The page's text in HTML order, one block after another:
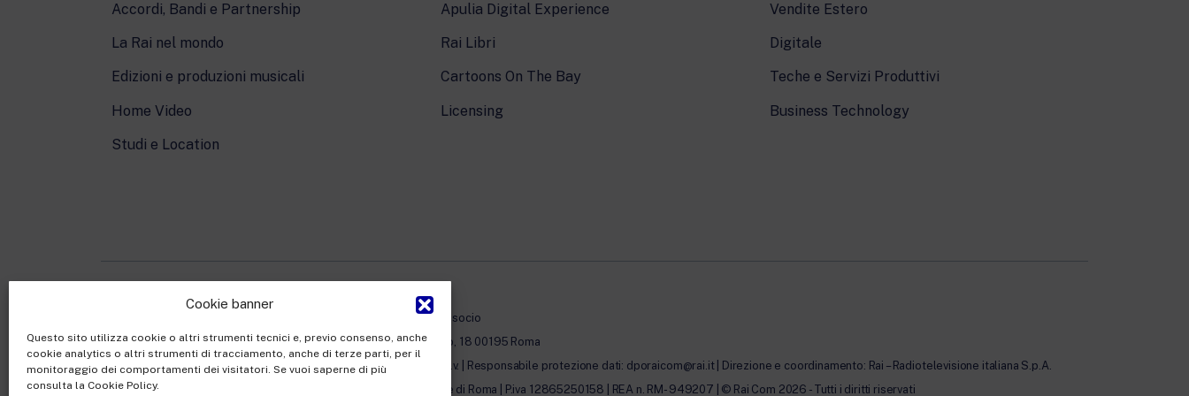
Cookie banner
Questo sito utilizza cookie o altri strumenti tecnici e, previo consenso, anche
cookie analytics o altri strumenti di tracciamento, anche di terze parti, per il
monitoraggio dei comportamenti dei visitatori. Se vuoi saperne di più
consulta la Cookie Policy.
Accordi, Bandi e Partnership Apulia Digital Experience Vendite Estero
La Rai nel mondo Rai Libri Digitale
Edizioni e produzioni musicali Cartoons On The Bay Teche e Servizi Produttivi
Home Video Licensing Business Technology
Studi e Location
Rai Com S.p.A. - Società con unico socio
Sede Legale: Via Umberto Novaro, 18 00195 Roma
Capitale sociale €10.320.000,00 i.v. | Responsabile protezione dati: dporaicom@rai.it | Direzione e coordinamento: Rai – Radiotelevisione italiana S.p.A.
Ufficio del Registro delle Imprese di Roma | P.iva 12865250158 | REA n. RM- 949207 | © Rai Com 2026 - Tutti i diritti riservati